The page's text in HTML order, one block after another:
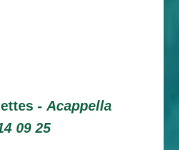
- Acappella
09 25